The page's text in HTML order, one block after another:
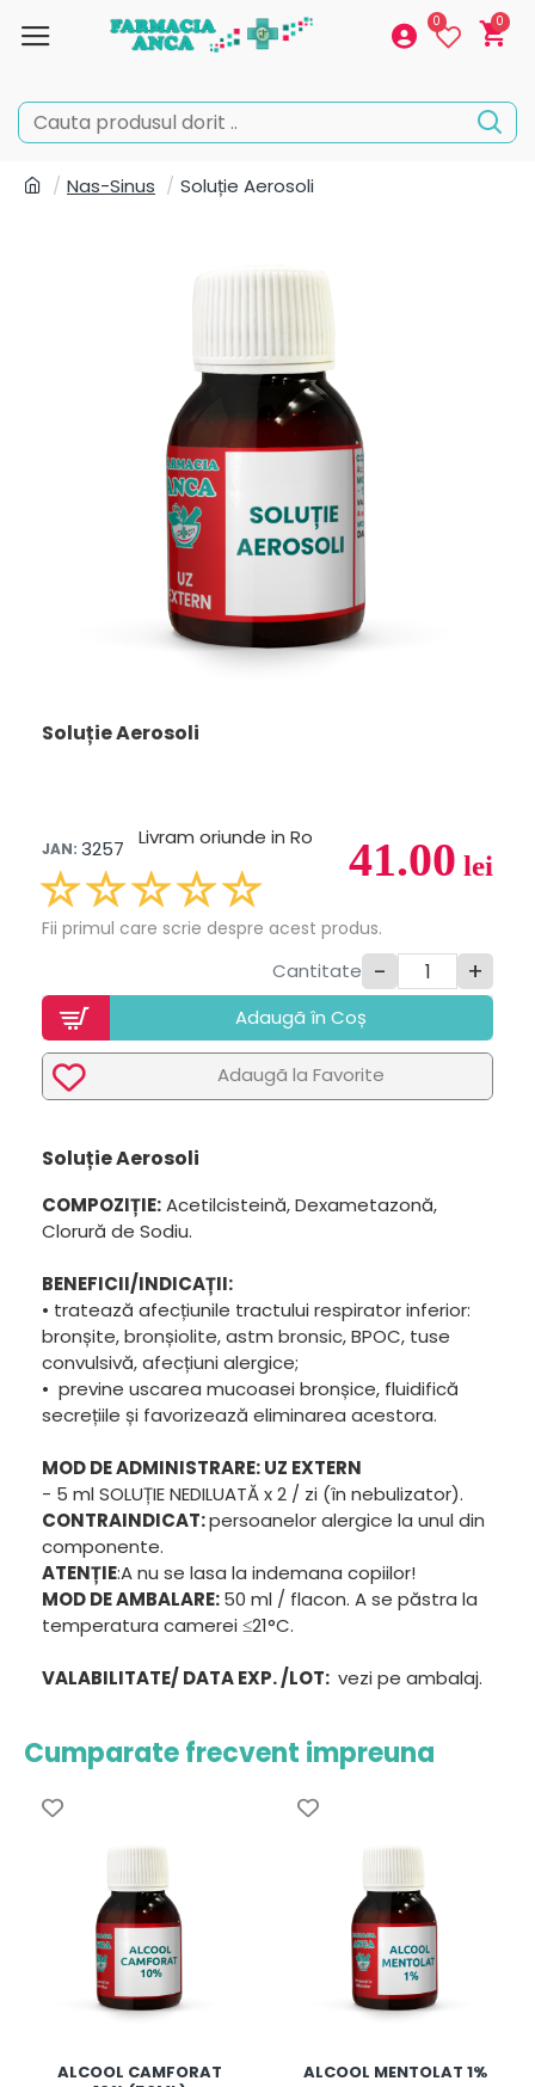
0 0
Nas-Sinus Soluție Aerosoli
Soluție Aerosoli
41.00 lei
JAN: 3257 Livram oriunde in Ro
Fii primul care scrie despre acest produs.
Cantitate - +
Adaugã în Coș
Adaugã la Favorite
Soluție Aerosoli
COMPOZIȚIE:Acetilcisteină, Dexametazonă,
Clorură de Sodiu.
BENEFICII/INDICAȚII:
• tratează afecțiunile tractului respirator inferior:
bronșite, bronșiolite, astm bronsic, BPOC, tuse
convulsivă, afecțiuni alergice;
• previne uscarea mucoasei bronșice, fluidifică
secrețiile și favorizează eliminarea acestora.
MOD DE ADMINISTRARE: UZ EXTERN
- 5 ml SOLUȚIE NEDILUATĂ x 2 / zi (în nebulizator).
CONTRAINDICAT:persoanelor alergice la unul din
componente.
ATENȚIE:A nu se lasa la indemana copiilor!
MOD DE AMBALARE:50 ml / flacon. A se păstra la
temperatura camerei ≤21°C.
VALABILITATE/ DATA EXP. /LOT: vezi pe ambalaj.
Cumparate frecvent impreuna
ALCOOL CAMFORAT
ALCOOL MENTOLAT 1%